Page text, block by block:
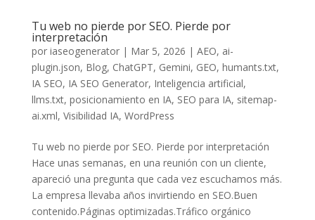
Tu web no pierde por SEO. Pierde por
interpretación
por iaseogenerator| Mar 5, 2026 | AEO, ai-
plugin.json, Blog, ChatGPT, Gemini, GEO, humants.txt,
IA SEO, IA SEO Generator, Inteligencia artificial,
llms.txt, posicionamiento en IA, SEO para IA, sitemap-
ai.xml, Visibilidad IA, WordPress
Tu web no pierde por SEO. Pierde por interpretación
Hace unas semanas, en una reunión con un cliente,
apareció una pregunta que cada vez escuchamos más.
La empresa llevaba años invirtiendo en SEO.Buen
contenido.Páginas optimizadas.Tráfico orgánico